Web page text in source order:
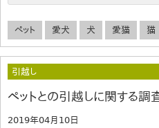
ペット 愛犬 犬 愛猫 猫
引越し
ペットとの引越しに関する調
2019年04月10日